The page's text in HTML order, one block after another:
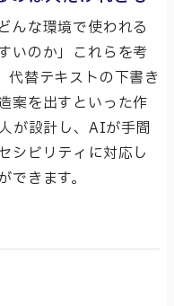
んな環境で使われる
いのか」これらを考
代替テキストの下書き
案を出すといった作
が設計し、AIが手間
シビリティに対応し
きます。